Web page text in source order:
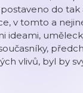
do tak
v tomto a
ideami,
vlivů, byl by